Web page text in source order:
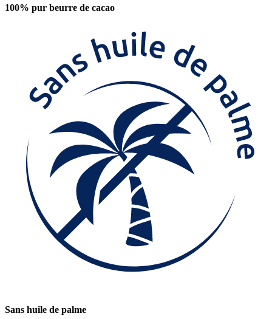
100% pur beurre de cacao
Sans huile de palme